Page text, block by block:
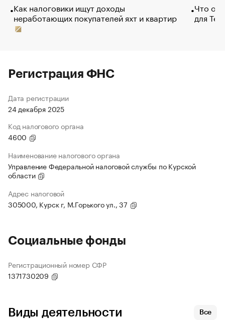
Как налоговики ищут доходы
неработающих покупателей яхт и квартир
Что
для
Регистрация ФНС
Дата регистрации
24 декабря 2025
Код налогового органа
4600
Наименование налогового органа
Управление Федеральной налоговой службы по Курской
области
Адрес налоговой
305000, Курск г, М.Горького ул., 37
Социальные фонды
Регистрационный номер СФР
1371730209
Виды деятельности Все